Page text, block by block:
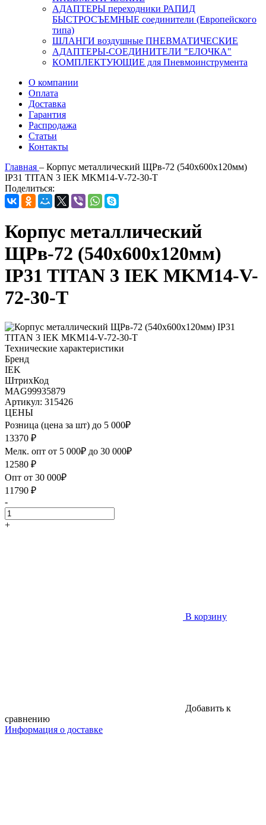
АДАПТЕРЫ переходники РАПИД
БЫСТРОСЪЕМНЫЕ соединители (Европейского
типа)
ШЛАНГИ воздушные ПНЕВМАТИЧЕСКИЕ
АДАПТЕРЫ-СОЕДИНИТЕЛИ "ЕЛОЧКА"
КОМПЛЕКТУЮЩИЕ для Пневмоинструмента
О компании
Оплата
Доставка
Гарантия
Распродажа
Статьи
Контакты
Главная – Корпус металлический ЩРв-72 (540х600х120мм)
IP31 TITAN 3 IEK MKM14-V-72-30-T
Поделиться:
Корпус металлический
ЩРв-72 (540х600х120мм)
IP31 TITAN 3 IEK MKM14-V-
72-30-T
Технические характеристики
Бренд
IEK
ШтрихКод
MAG99935879
Артикул: 315426
ЦЕНЫ
Розница (цена за шт) до 5 000₽
13370 ₽
Мелк. опт от 5 000₽ до 30 000₽
12580 ₽
Опт от 30 000₽
11790 ₽
-
+
В корзину
Добавить к
сравнению
Информация о доставке